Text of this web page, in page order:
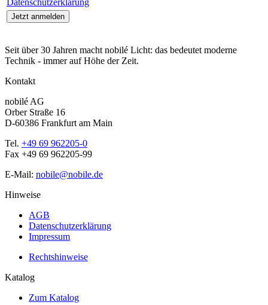
Datenschutzerklärung
Seit über 30 Jahren macht nobilé Licht: das bedeutet moderne
Technik - immer auf Höhe der Zeit.
Kontakt
nobilé AG
Orber Straße 16
D-60386 Frankfurt am Main
Tel. +49 69 962205-0
Fax +49 69 962205-99
E-Mail: nobile@nobile.de
Hinweise
AGB
Datenschutzerklärung
Impressum
Rechtshinweise
Katalog
Zum Katalog